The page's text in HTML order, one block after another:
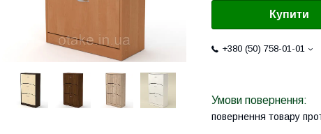
Купити
+380 (50) 758-01-01
повернення товару